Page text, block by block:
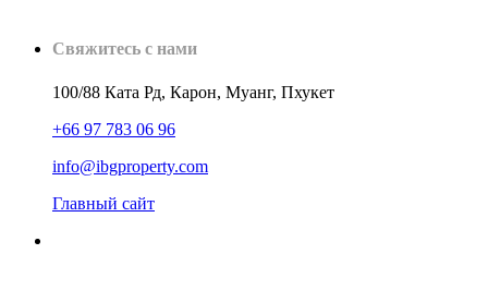
Свяжитесь с нами
100/88 Ката Рд, Карон, Муанг, Пхукет
+66 97 783 06 96
info@ibgproperty.com
Главный сайт